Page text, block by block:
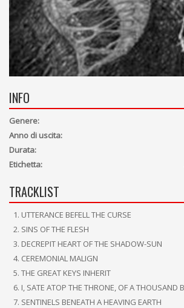
INFO
Genere:
Anno di uscita:
Durata:
Etichetta:
TRACKLIST
UTTERANCE BEFELL THE CURSE
SINS OF THE FLESH
DECREPIT HEART OF THE SHADOW-SUN
CEREMONIAL MALIGN
THE GREAT KEYS INHERIT
I, SATE ATOP THE THRONE, OF A THOUSAND
SENTINELS BENEATH A HEAVING EARTH